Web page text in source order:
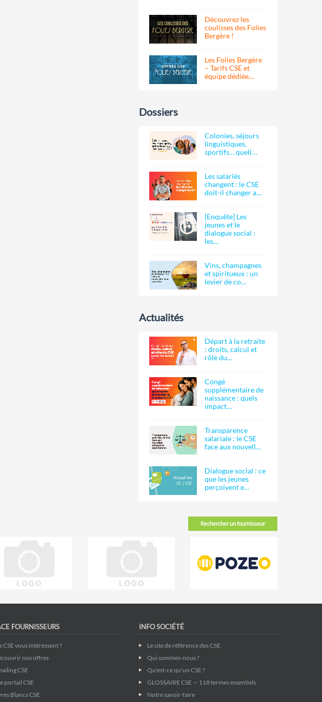
Découvrez les
coulisses des Folies
Bergère !
Les Folies Bergère
– Tarifs CSE et
équipe dédiée…
Dossiers
Colonies, séjours
linguistiques,
sportifs… quell…
Les salariés
changent : le CSE
doit-il changer a…
[Enquête] Les
jeunes et le
dialogue social :
les…
Vins, champagnes
et spiritueux : un
levier de co…
Actualités
Départ à la retraite
: droits, calcul et
rôle du…
Congé
supplémentaire de
naissance : quels
impact…
Transparence
salariale : le CSE
face aux nouvell…
Dialogue social : ce
que les jeunes
perçoivent e…
Rechercher un fournisseur
FOURNISSEURS
CSE vous intéressent ?
nos offres
CSE
portail CSE
Blancs CSE
INFO SOCIÉTÉ
Le site de référence des CSE
Qui sommes-nous ?
Qu'est-ce qu'un CSE ?
GLOSSAIRE CSE — 118 termes essentiels
Notre savoir-faire